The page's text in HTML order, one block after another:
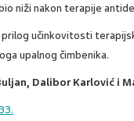
niži nakon terapije
učinkovitosti
upalnog čimbenika.
Dalibor Karlović i